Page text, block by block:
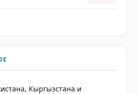
Кыргызстана и